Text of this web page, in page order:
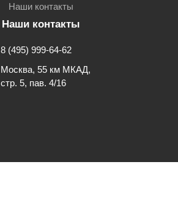
Наши контакты
Наши контакты
8 (495) 999-64-62
Москва, 55 км МКАД,
стр. 5, пав. 4/16